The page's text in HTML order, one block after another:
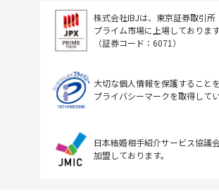
株式会社IBJは、東京証券取引所
プライム市場に上場しております
（証券コード：6071）
大切な個人情報を保護すること
プライバシーマークを取得してい
日本結婚相手紹介サービス協議
加盟しております。